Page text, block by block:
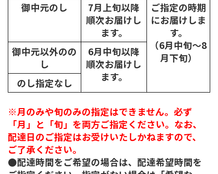
御中元のし
7月上旬以降
順次お届けし
ます。
ご指定の時期
にお届けしま
す。
（6月中旬～8
月下旬）
御中元以外のの
し
6月中旬以降
順次お届けし
ます。
のし指定なし
※月のみや旬のみの指定はできません。必ず
「月」と「旬」を両方ご指定ください。なお、
配達日のご指定はお受けいたしかねますので、
ご了承ください。
●配達時間をご希望の場合は、配達希望時間を